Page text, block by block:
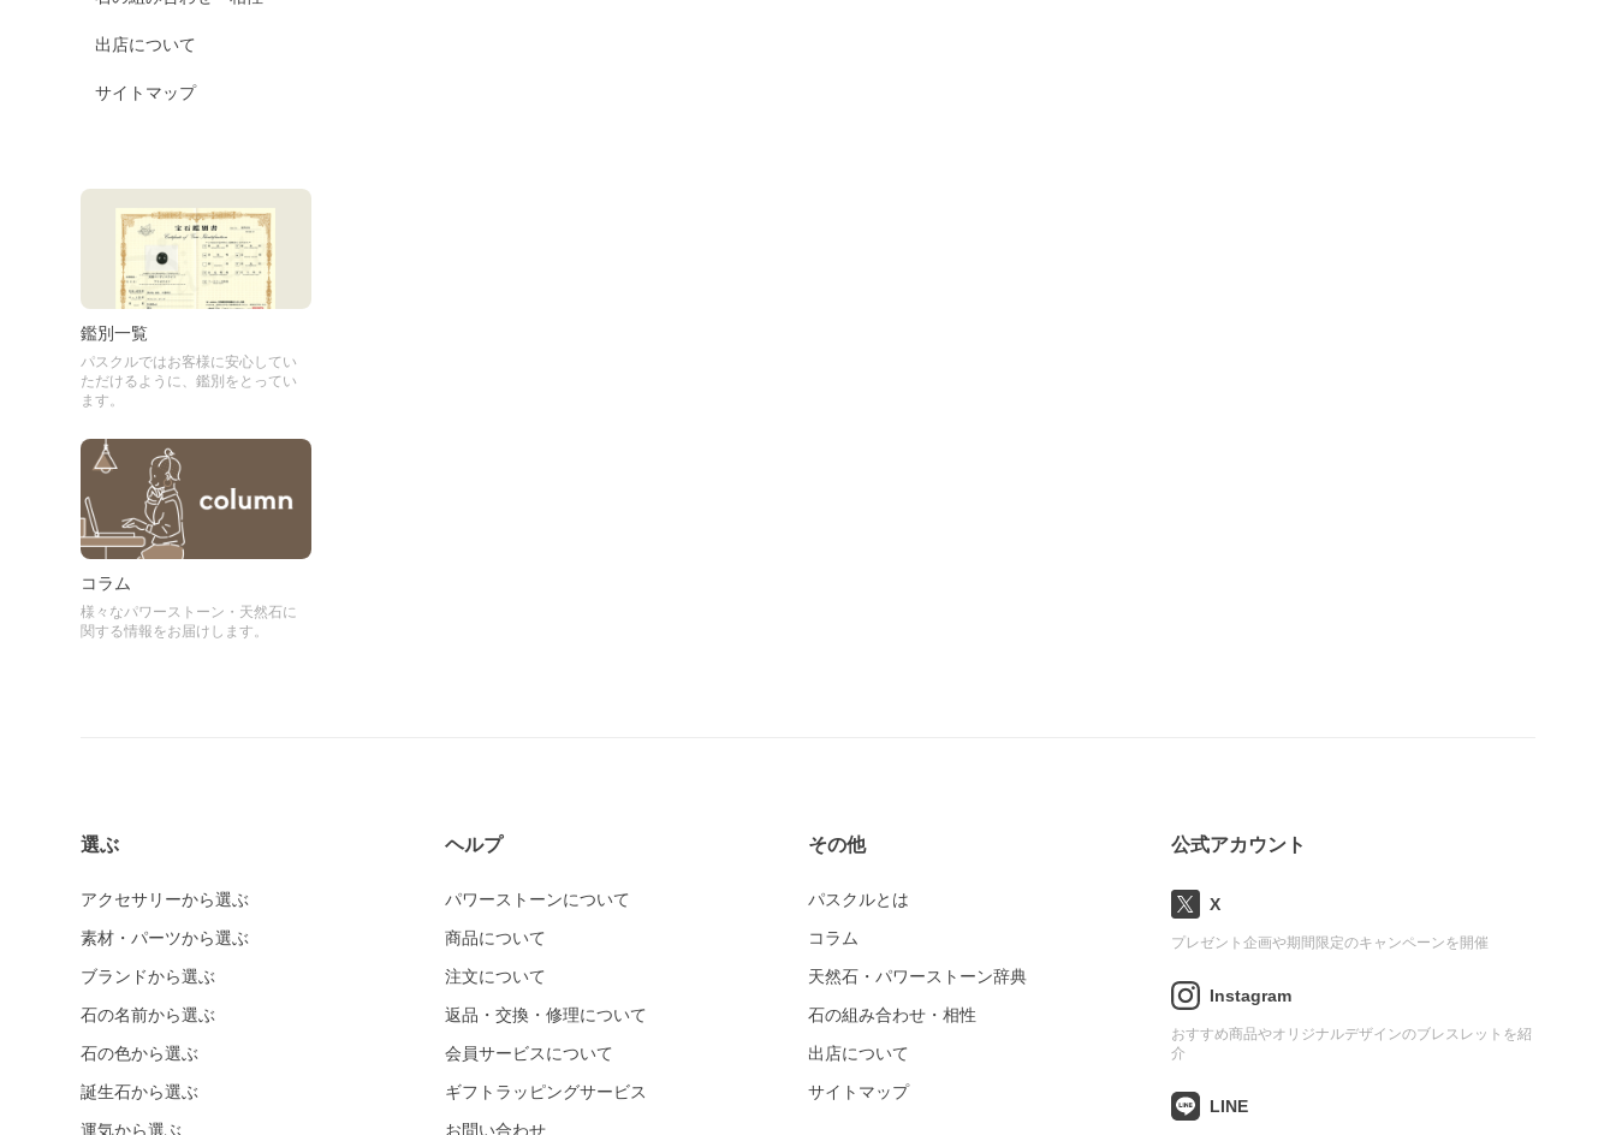
出店について
サイトマップ
鑑別一覧
パスクルではお客様に安心してい
ただけるように、鑑別をとってい
ます。
コラム
様々なパワーストーン・天然石に
関する情報をお届けします。
選ぶ
アクセサリーから選ぶ
素材・パーツから選ぶ
ブランドから選ぶ
石の名前から選ぶ
石の色から選ぶ
誕生石から選ぶ
運気から選ぶ
ヘルプ
パワーストーンについて
商品について
注文について
返品・交換・修理について
会員サービスについて
ギフトラッピングサービス
お問い合わせ
その他
パスクルとは
コラム
天然石・パワーストーン辞典
石の組み合わせ・相性
出店について
サイトマップ
公式アカウント
X
プレゼント企画や期間限定のキャンペーンを開催
Instagram
おすすめ商品やオリジナルデザインのブレスレットを紹
介
LINE